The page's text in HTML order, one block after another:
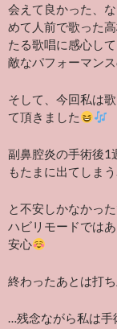
会えて良かった、
めて人前で歌った
たる歌唱に感心し
敵なパフォーマン
そして、今回私は
て頂きました
副鼻腔炎の手術後1
もたまに出てしま
と不安しかなかっ
ハビリモードでは
安心
終わったあとは打
…残念ながら私は手